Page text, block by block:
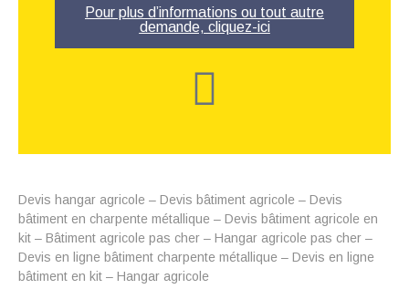
Pour plus d’informations ou tout autre
demande, cliquez-ici
Devis hangar agricole – Devis bâtiment agricole – Devis
bâtiment en charpente métallique – Devis bâtiment agricole en
kit – Bâtiment agricole pas cher – Hangar agricole pas cher –
Devis en ligne bâtiment charpente métallique – Devis en ligne
bâtiment en kit – Hangar agricole